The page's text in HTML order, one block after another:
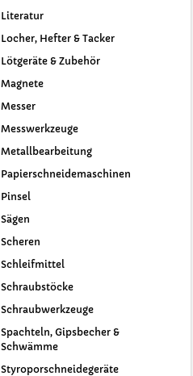
Literatur
Locher, Hefter & Tacker
Lötgeräte & Zubehör
Magnete
Messer
Messwerkzeuge
Metallbearbeitung
Papierschneidemaschinen
Pinsel
Sägen
Scheren
Schleifmittel
Schraubstöcke
Schraubwerkzeuge
Spachteln, Gipsbecher &
Schwämme
Styroporschneidegeräte